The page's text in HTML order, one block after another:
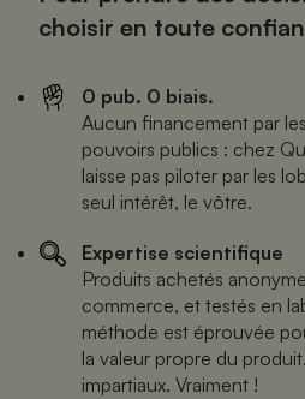
choisir en toute
0 pub. 0 biais.
Aucun financement par
pouvoirs publics : chez
laisse pas piloter par les
seul intérêt, le vôtre.
Expertise scientifique
Produits achetés
commerce, et testés en
méthode est éprouvée
la valeur propre du
impartiaux. Vraiment !